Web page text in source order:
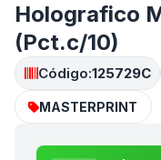
Holografico
(Pct.c/10)
Código:125729C
MASTERPRINT